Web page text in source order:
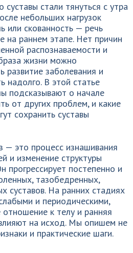
суставы стали тянуться с утра
небольших нагрузок
или скованность — речь
на раннем этапе. Нет причин
распознаваемости и
жизни можно
развитие заболевания и
надолго. В этой статье
подсказывают о начале
от других проблем, и какие
сохранить суставы
— это процесс изнашивания
и изменение структуры
прогрессирует постепенно и
тазобедренных,
суставов. На ранних стадиях
и периодическими,
к телу и ранняя
на исход. Мы опишем не
и практические шаги.